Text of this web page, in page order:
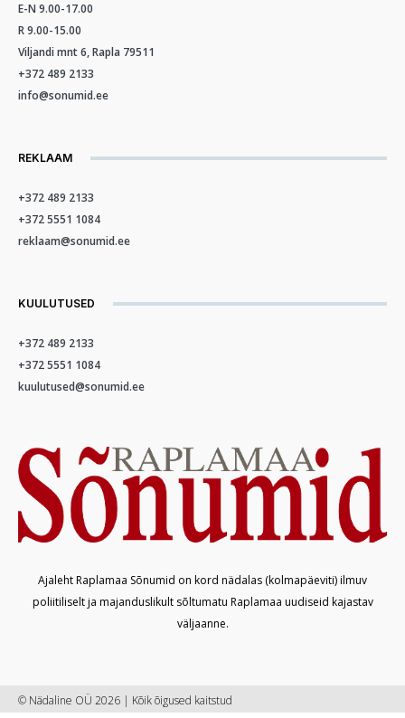
E-N 9.00-17.00
R 9.00-15.00
Viljandi mnt 6, Rapla 79511
+372 489 2133
info@sonumid.ee
REKLAAM
+372 489 2133
+372 5551 1084
reklaam@sonumid.ee
KUULUTUSED
+372 489 2133
+372 5551 1084
kuulutused@sonumid.ee
Ajaleht Raplamaa Sõnumid on kord nädalas (kolmapäeviti) ilmuv
poliitiliselt ja majanduslikult sõltumatu Raplamaa uudiseid kajastav
väljaanne.
© Nädaline OÜ 2026 | Kõik õigused kaitstud